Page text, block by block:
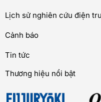
Lịch sử nghiên cứu điện
Cảnh báo
Tin tức
Thương hiệu nổi bật